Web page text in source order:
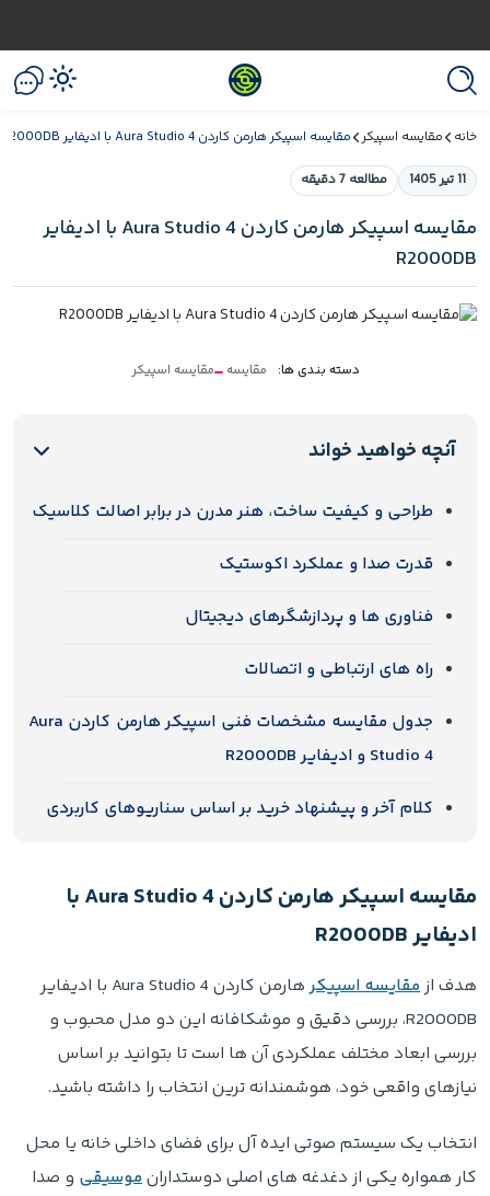
خانه مقایسه اسپیکر مقایسه اسپیکر هارمن کاردن Aura Studio 4 با ادیفایر R2000DB
11 تیر 1405 مطالعه 7 دقیقه
مقایسه اسپیکر هارمن کاردن Aura Studio 4 با ادیفایر
R2000DB
دسته بندی ها: مقایسه مقایسه اسپیکر
آنچه خواهید خواند
طراحی و کیفیت ساخت، هنر مدرن در برابر اصالت کلاسیک
قدرت صدا و عملکرد اکوستیک
فناوری ها و پردازشگرهای دیجیتال
راه های ارتباطی و اتصالات
جدول مقایسه مشخصات فنی اسپیکر هارمن کاردن Aura
Studio 4 و ادیفایر R2000DB
کلام آخر و پیشنهاد خرید بر اساس سناریوهای کاربردی
مقایسه اسپیکر هارمن کاردن Aura Studio 4 با
ادیفایر R2000DB
هدف ازمقایسه اسپیکر
هارمن کاردن Aura Studio 4 با ادیفایر
R2000DB، بررسی دقیق و موشکافانه این دو مدل محبوب و
بررسی ابعاد مختلف عملکردی آن ها است تا بتوانید بر اساس
نیازهای واقعی خود، هوشمندانه ترین انتخاب را داشته باشید.
انتخاب یک سیستم صوتی ایده آل برای فضای داخلی خانه یا محل
کار همواره یکی از دغدغه های اصلی دوستدارانموسیقی و صدا